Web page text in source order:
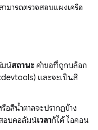
มารถตรวจสอบแผงเครือ
มน์สถานะ คำขอที่ถูกบล็อก
และจะเป็นสี
อสีน้ำตาลจะปรากฏข้าง
อบคอลัมน์เวลาก็ได้ ไอคอน